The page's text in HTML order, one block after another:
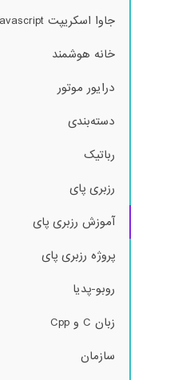
جاوا اسکریپت Javascript
خانه هوشمند
درایور موتور
دسته‌بندی
رباتیک
رزبری پای
آموزش رزبری پای
پروژه رزبری پای
روبو-پدیا
زبان C و Cpp
سازمان